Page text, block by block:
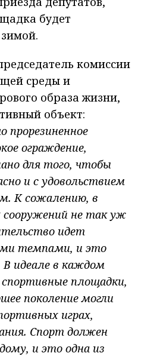
будет
комиссии
среды и
образа жизни,
объект:
прорезиненное
ограждение,
для того, чтобы
и с удовольствием
К сожалению, в
сооружений не так уж
идет
темпами, и это
идеале в каждом
площадки,
поколение могли
играх,
Спорт должен
и это одна из